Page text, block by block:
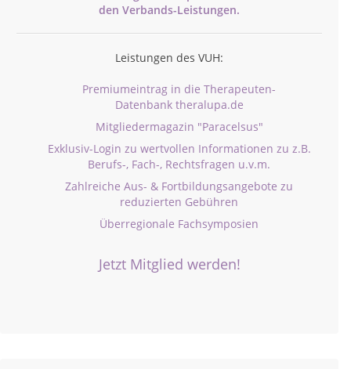
den Verbands-Leistungen.
Leistungen des VUH:
Premiumeintrag in die Therapeuten-
Datenbank theralupa.de
Mitgliedermagazin "Paracelsus"
Exklusiv-Login zu wertvollen Informationen zu z.B.
Berufs-, Fach-, Rechtsfragen u.v.m.
Zahlreiche Aus- & Fortbildungsangebote zu
reduzierten Gebühren
Überregionale Fachsymposien
Jetzt Mitglied werden!